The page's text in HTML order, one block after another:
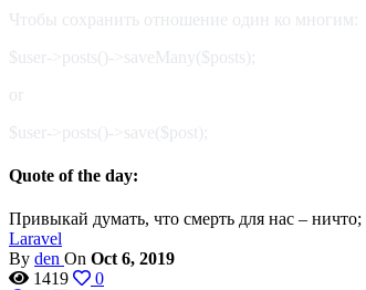
Чтобы сохранить отношение один ко многим:
$user->posts()->saveMany($posts);
or
$user->posts()->save($post);
Quote of the day:
Привыкай думать, что смерть для нас –
Laravel
By den On Oct 6, 2019
1419
0